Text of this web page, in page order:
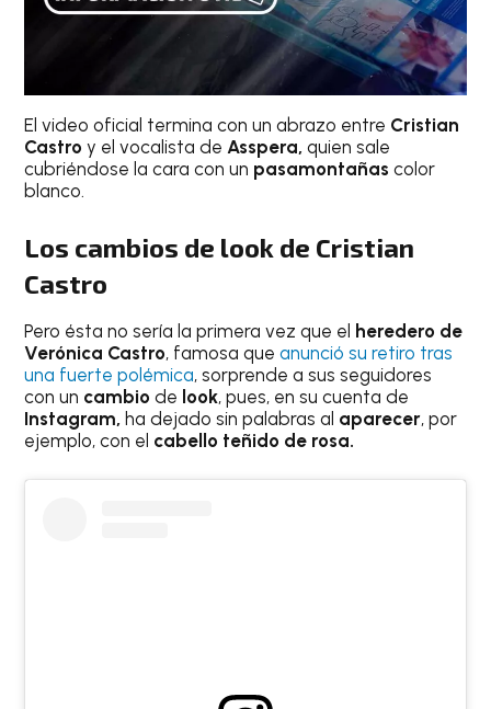
El video oficial termina con un abrazo entre Cristian
Castro y el vocalista de Asspera,quien sale
cubriéndose la cara con un pasamontañascolor
blanco.
Los cambios de look de Cristian
Castro
Pero ésta no sería la primera vez que el heredero de
Verónica Castro, famosa queanunció su retiro tras
una fuerte polémica, sorprende a sus seguidores
con un cambiode look, pues, en su cuenta de
Instagram, ha dejado sin palabras al aparecer, por
ejemplo, con el cabello teñido de rosa.